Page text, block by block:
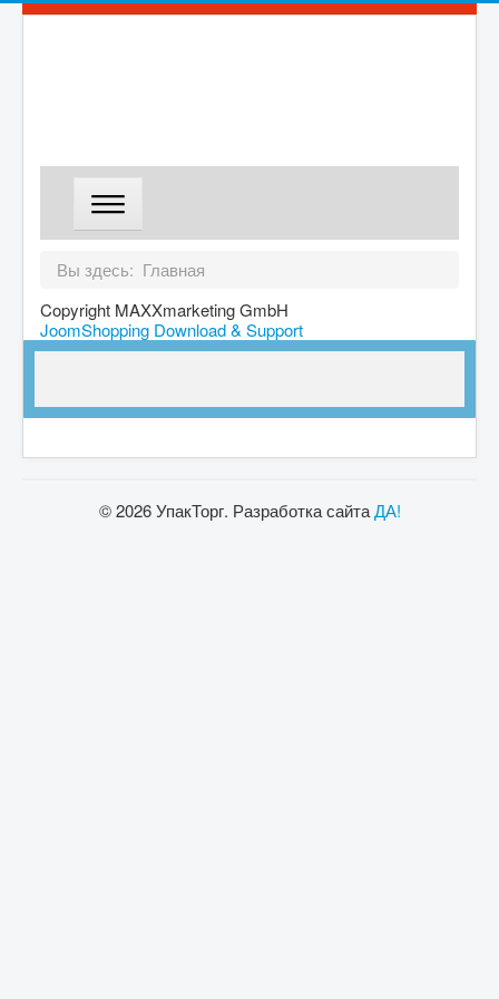
ДОСТАВКА
КОНТАКТЫ
Вы здесь: Главная
Copyright MAXXmarketing GmbH
JoomShopping Download & Support
© 2026 УпакТорг. Разработка сайтаДА!